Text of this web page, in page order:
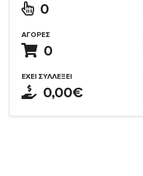
0
ΑΓΟΡΈΣ
0
ΈΧΕΙ ΣΥΛΛΈΞΕΙ
0,00€